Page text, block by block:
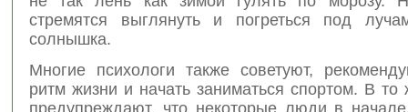
стремятся выглянуть и погреться под
солнышка.
Многие психологи также советуют,
ритм жизни и начать заниматься спортом. В
предупреждают, что некоторые люди в